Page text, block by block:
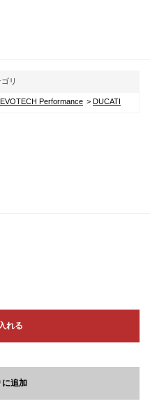
リ
EVOTECH Performance DUCATI
れる
に追加